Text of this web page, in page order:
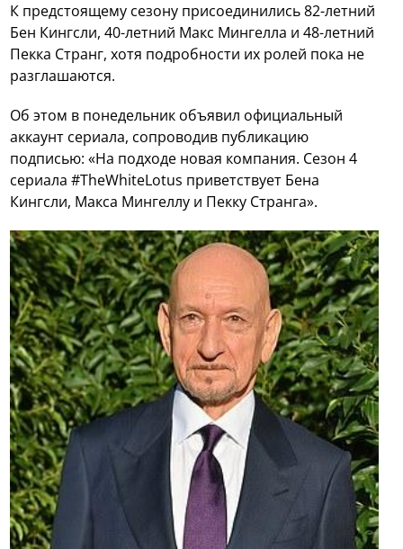
К предстоящему сезону присоединились 82-летний
Бен Кингсли, 40-летний Макс Мингелла и 48-летний
Пекка Странг, хотя подробности их ролей пока не
разглашаются.
Об этом в понедельник объявил официальный
аккаунт сериала, сопроводив публикацию
подписью: «На подходе новая компания. Сезон 4
сериала #TheWhiteLotus приветствует Бена
Кингсли, Макса Мингеллу и Пекку Странга».